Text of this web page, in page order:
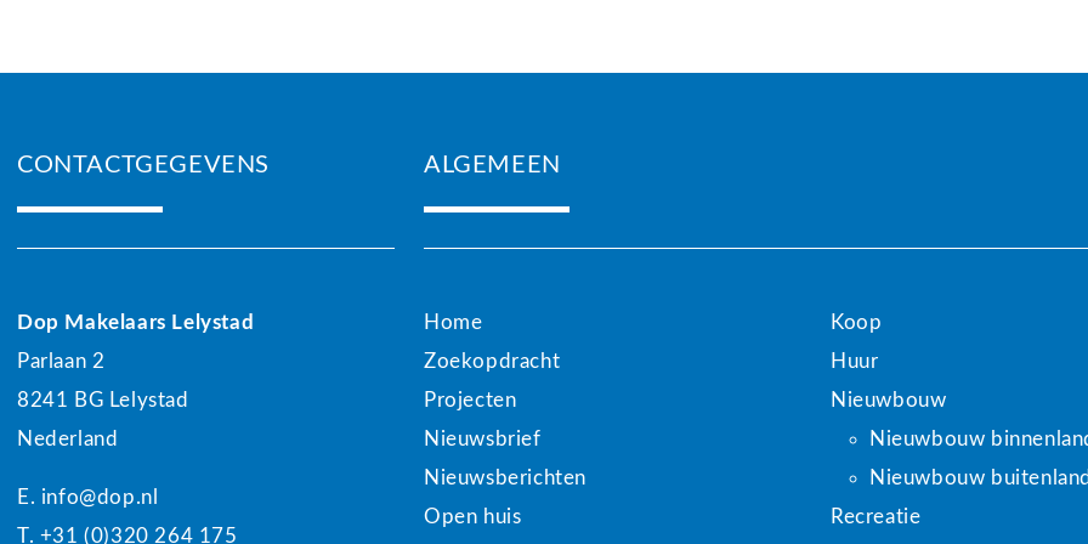
bijzonder veelzijdig.
CONTACTGEGEVENS
Dop Makelaars Lelystad
Parlaan 2
8241 BG Lelystad
Nederland
E. info@dop.nl
T. +31 (0)320 264 175
ALGEMEEN
Home
Zoekopdracht
Projecten
Nieuwsbrief
Nieuwsberichten
Open huis
Koop
Huur
Nieuwbouw
Nieuwbouw
Nieuwbouw buitenland
Recreatie